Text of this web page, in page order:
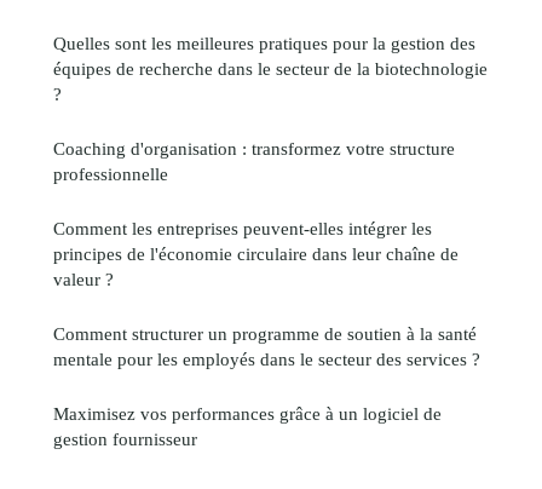
Quelles sont les meilleures pratiques pour la gestion des
équipes de recherche dans le secteur de la biotechnologie
?
Coaching d'organisation : transformez votre structure
professionnelle
Comment les entreprises peuvent-elles intégrer les
principes de l'économie circulaire dans leur chaîne de
valeur ?
Comment structurer un programme de soutien à la santé
mentale pour les employés dans le secteur des services ?
Maximisez vos performances grâce à un logiciel de
gestion fournisseur